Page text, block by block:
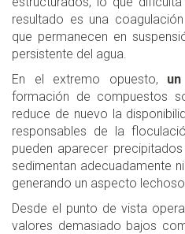
resultado es una
que permanecen en
persistente del agua.
En el extremo opuesto,
formación de compuestos
reduce de nuevo la
responsables de la
pueden aparecer
sedimentan adecuadamente
generando un aspecto lechoso
Desde el punto de vista
valores demasiado bajos